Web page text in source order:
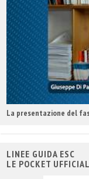
La presentazione del
LINEE GUIDA ESC
LE POCKET